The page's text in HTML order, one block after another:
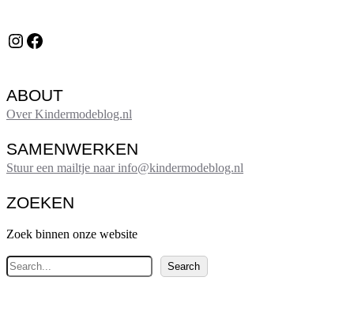
Instagram Facebook
ABOUT
Over Kindermodeblog.nl
SAMENWERKEN
Stuur een mailtje naar info@kindermodeblog.nl
ZOEKEN
Zoek binnen onze website
Z
o
Search